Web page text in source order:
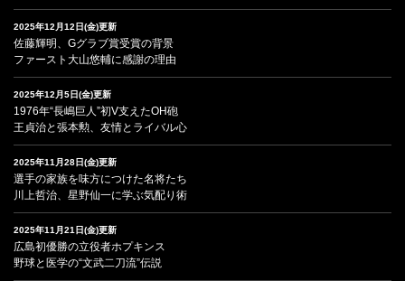
2025年12月12日(金)更新
佐藤輝明、Gグラブ賞受賞の背景
ファースト大山悠輔に感謝の理由
2025年12月5日(金)更新
1976年“長嶋巨人”初V支えたOH砲
王貞治と張本勲、友情とライバル心
2025年11月28日(金)更新
選手の家族を味方につけた名将たち
川上哲治、星野仙一に学ぶ気配り術
2025年11月21日(金)更新
広島初優勝の立役者ホプキンス
野球と医学の“文武二刀流”伝説